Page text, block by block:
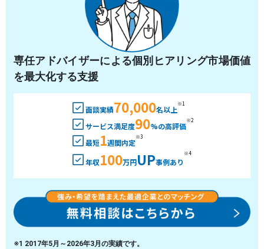
専任アドバイザーによる個別ヒアリング市場価値
を最大化する支援
面談実績70,000名以上
※1
サービス満足度90%の高評価
※2
最短1週間内定
※3
年収100万円UP事例あり
※4
※1 2017年5月～2026年3月の実績です。